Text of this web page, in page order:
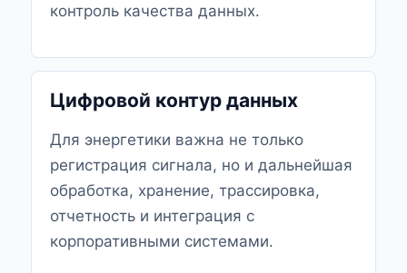
контроль качества данных.
Цифровой контур данных
Для энергетики важна не только
регистрация сигнала, но и дальнейшая
обработка, хранение, трассировка,
отчетность и интеграция с
корпоративными системами.